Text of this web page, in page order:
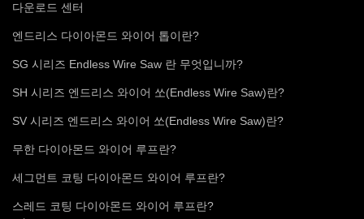
다운로드 센터
엔드리스 다이아몬드 와이어 톱이란?
SG 시리즈 Endless Wire Saw 란 무엇입니까?
SH 시리즈 엔드리스 와이어 쏘(Endless Wire Saw)란?
SV 시리즈 엔드리스 와이어 쏘(Endless Wire Saw)란?
무한 다이아몬드 와이어 루프란?
세그먼트 코팅 다이아몬드 와이어 루프란?
스레드 코팅 다이아몬드 와이어 루프란?